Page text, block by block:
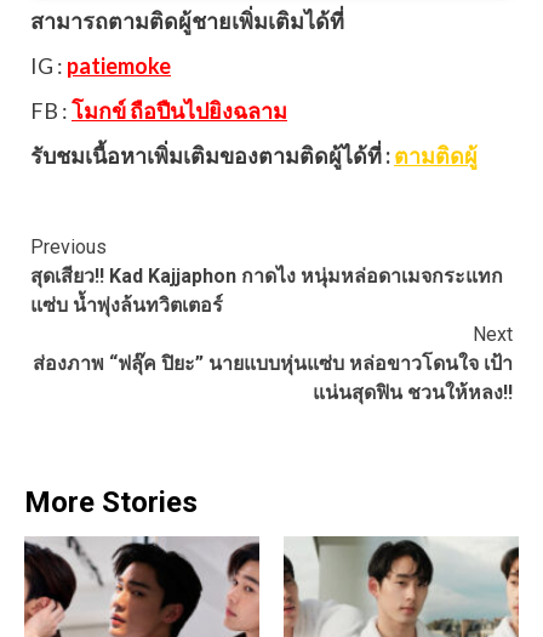
สามารถตามติดผู้ชายเพิ่มเติมได้ที่
IG : patiemoke
FB :โมกข์ ถือปืนไปยิงฉลาม
รับชมเนื้อหาเพิ่มเติมของตามติดผู้ได้ที่ :ตามติดผู้
Continue
Reading
Previous
สุดเสียว!! Kad Kajjaphon กาดไง หนุ่มหล่อดาเมจกระแทก
แซ่บ น้ำพุ่งล้นทวิตเตอร์
Next
ส่องภาพ “ฟลุ๊ค ปิยะ” นายแบบหุ่นแซ่บ หล่อขาวโดนใจ เป้า
แน่นสุดฟิน ชวนให้หลง!!
More Stories